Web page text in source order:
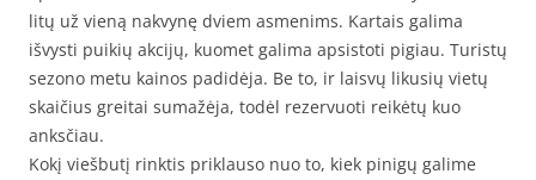
litų už vieną nakvynę dviem asmenims. Kartais galima
išvysti puikių akcijų, kuomet galima apsistoti pigiau. Turistų
sezono metu kainos padidėja. Be to, ir laisvų likusių vietų
skaičius greitai sumažėja, todėl rezervuoti reikėtų kuo
anksčiau.
Kokį viešbutį rinktis priklauso nuo to, kiek pinigų galime